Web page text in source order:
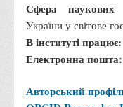
Сфера наукових
України у світове
В інституті працює:
Електронна пошта:
Авторський